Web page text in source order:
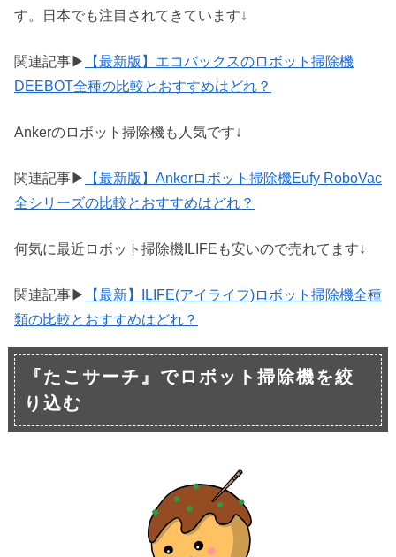
す。日本でも注目されてきています↓
関連記事▶
【最新版】エコバックスのロボット掃除機
DEEBOT全種の比較とおすすめはどれ？
Ankerのロボット掃除機も人気です↓
関連記事▶
【最新版】Ankerロボット掃除機Eufy RoboVac
全シリーズの比較とおすすめはどれ？
何気に最近ロボット掃除機ILIFEも安いので売れてます↓
関連記事▶
【最新】ILIFE(アイライフ)ロボット掃除機全種
類の比較とおすすめはどれ？
『たこサーチ』でロボット掃除機を絞
り込む